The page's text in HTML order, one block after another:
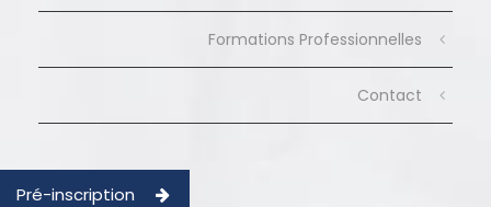
Formations Professionnelles
Contact
Pré-inscription